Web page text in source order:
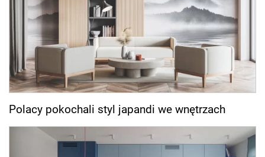
Polacy pokochali styl japandi we wnętrzach